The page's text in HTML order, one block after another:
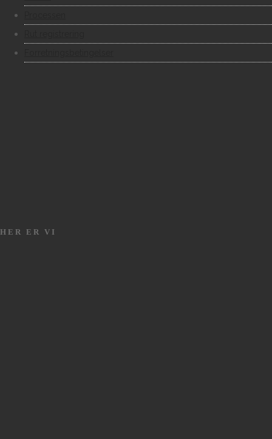
HER ER VI